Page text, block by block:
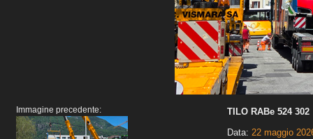
Immagine precedente:
TILO RABe 524 302
Data: 22 maggio